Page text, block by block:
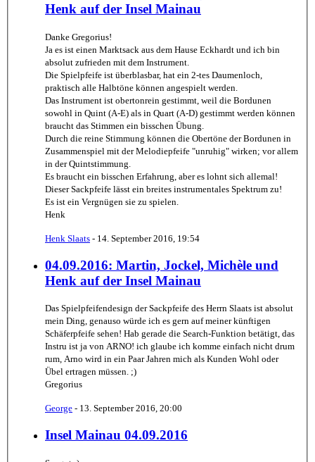
Henk auf der Insel Mainau
Danke Gregorius!
Ja es ist einen Marktsack aus dem Hause Eckhardt und ich bin
absolut zufrieden mit dem Instrument.
Die Spielpfeife ist überblasbar, hat ein 2-tes Daumenloch,
praktisch alle Halbtöne können angespielt werden.
Das Instrument ist obertonrein gestimmt, weil die Bordunen
sowohl in Quint (A-E) als in Quart (A-D) gestimmt werden können
braucht das Stimmen ein bisschen Übung.
Durch die reine Stimmung können die Obertöne der Bordunen in
Zusammenspiel mit der Melodiepfeife "unruhig" wirken; vor allem
in der Quintstimmung.
Es braucht ein bisschen Erfahrung, aber es lohnt sich allemal!
Dieser Sackpfeife lässt ein breites instrumentales Spektrum zu!
Es ist ein Vergnügen sie zu spielen.
Henk
Henk Slaats - 14. September 2016, 19:54
04.09.2016: Martin, Jockel, Michèle und
Henk auf der Insel Mainau
Das Spielpfeifendesign der Sackpfeife des Herrn Slaats ist absolut
mein Ding, genauso würde ich es gern auf meiner künftigen
Schäferpfeife sehen! Hab gerade die Search-Funktion betätigt, das
Instru ist ja von ARNO! ich glaube ich komme einfach nicht drum
rum, Arno wird in ein Paar Jahren mich als Kunden Wohl oder
Übel ertragen müssen. ;)
Gregorius
George - 13. September 2016, 20:00
Insel Mainau 04.09.2016